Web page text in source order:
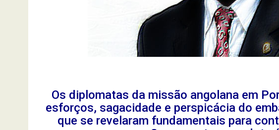
Os diplomatas da missão angolana em
esforços, sagacidade e perspicácia do
que se revelaram fundamentais para